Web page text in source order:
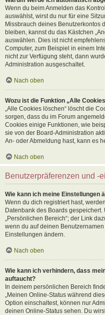
Wenn du beim Anmelden das
auswählst, wirst du nur für eine
Missbrauch deines Benutzerkontos
bleiben, kannst du das Kästchen
auswählen. Dies ist nicht
Computer, zum Beispiel in einem
nicht zur Verfügung steht, dann
Administration ausgeschaltet.
Nach oben
Wozu ist die Funktion „Alle
„Alle Cookies löschen“ löscht die
sorgen, dass du im Forum
Cookies einige Funktionen, wie
sie von der Board-Administration
An- oder Abmeldung hast, kann es
Nach oben
Benutzerpräferenzen und -
Wie kann ich meine Einstellungen
Wenn du dich registriert hast,
Datenbank des Boards
„Persönlichen Bereich“; der Link
wenn du auf deinen
Einstellungen ändern.
Nach oben
Wie kann ich verhindern, dass
auftaucht?
In deinem persönlichen Bereich
„Meinen Online-Status während
Option einschaltest, können nur
deinen Online-Status sehen. Du